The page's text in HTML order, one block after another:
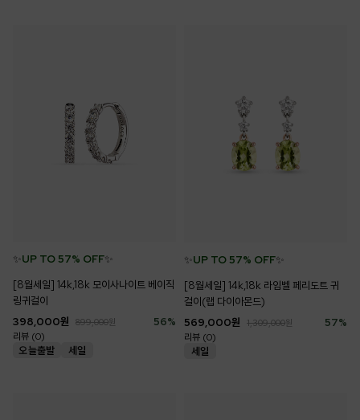
✨UP TO 57% OFF✨
[8월세일] 14k,18k 모이사나이트 베이직
링귀걸이
56%
398,000원 899,000원
리뷰 (0)
✨UP TO 57% OFF✨
[8월세일] 14k,18k 라임벨 페리도트 귀
걸이(랩 다이아몬드)
57%
569,000원 1,309,000원
리뷰 (0)